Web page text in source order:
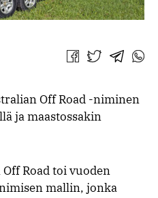
Jaa Jaa Jaa Jaa
Off Road -niminen
ja maastossakin
Road toi vuoden
mallin, jonka